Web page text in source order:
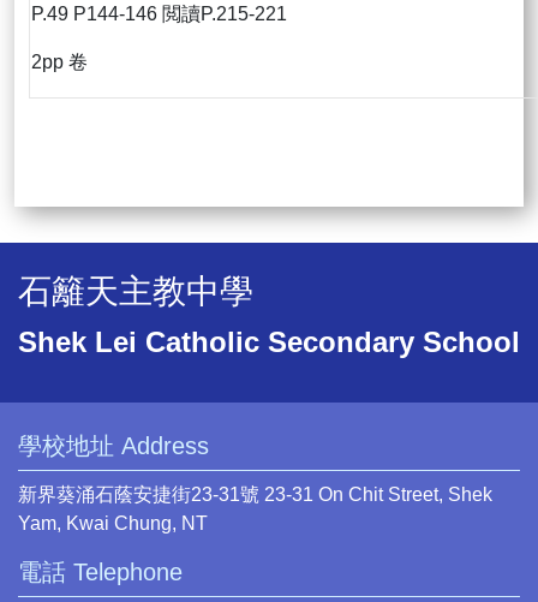
P.49 P144-146 閲讀P.215-221
2pp 卷
石籬天主教中學
Shek Lei Catholic Secondary School
學校地址 Address
新界葵涌石蔭安捷街23-31號 23-31 On Chit Street, Shek
Yam, Kwai Chung, NT
電話 Telephone